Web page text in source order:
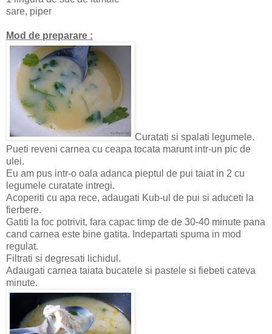
sare, piper
Mod de preparare :
Curatati si spalati legumele.
Pueti reveni carnea cu ceapa tocata marunt intr-un pic de
ulei.
Eu am pus intr-o oala adanca pieptul de pui taiat in 2 cu
legumele curatate intregi.
Acoperiti cu apa rece, adaugati Kub-ul de pui si aduceti la
fierbere.
Gatiti la foc potrivit, fara capac timp de de 30-40 minute pana
cand carnea este bine gatita. Indepartati spuma in mod
regulat.
Filtrati si degresati lichidul.
Adaugati carnea taiata bucatele si pastele si fiebeti cateva
minute.